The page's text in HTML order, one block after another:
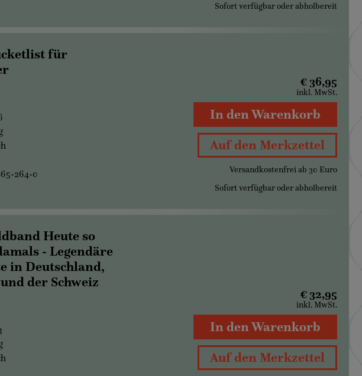
Sofort verfügbar oder abholbereit
für
264-0
€ 36,95
inkl. MwSt.
In den Warenkorb
Auf den Merkzettel
Versandkostenfrei ab 30 Euro
Sofort verfügbar oder abholbereit
Heute so
- Legendäre
in Deutschland,
der Schweiz
€ 32,95
inkl. MwSt.
In den Warenkorb
Auf den Merkzettel